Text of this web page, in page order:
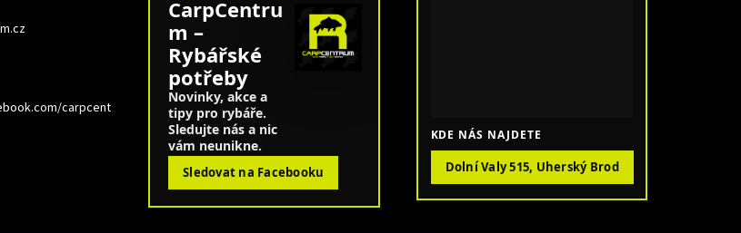
carpcent
CarpCentru
m –
Rybářské
potřeby
Novinky, akce a
tipy pro rybáře.
Sledujte nás a nic
vám neunikne.
Sledovat na Facebooku
KDE NÁS NAJDETE
Dolní Valy 515, Uherský Brod